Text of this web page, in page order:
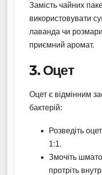
Замість чайних
використовувати
лаванда чи
приємний аромат.
3. Оцет
Оцет є відмінним
бактерій:
Розведіть
1:1.
Змочіть
протріть